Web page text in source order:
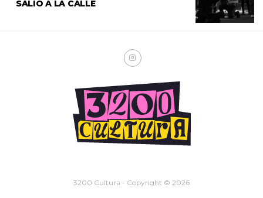
SALIÓ A LA CALLE
3200 Cultura - Copyright © 2026